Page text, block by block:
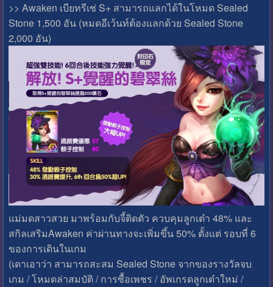
>> Awaken เบียทรีเซ่ S+ สามารถแลกได้ในโหมด Sealed
Stone 1,500 อัน (หมดอีเว้นท์ต้องแลกด้วย Sealed Stone
2,000 อัน)
แม่มดสาวสวย มาพร้อมกับจี้ติดตัว ควบคุมลูกเต๋า 48% และ
สกิลเสริมAwaken ค่าผ่านทางจะเพิ่มขึ้น 50% ตั้งแต่ รอบที่ 6
ของการเดินในเกม
(เดาเอาว่า สามารถสะสม Sealed Stone จากของรางวัลจบ
เกม / โหมดล่าสมบัติ / การซื้อเพชร / อัพเกรดลูกเต๋าใหม่ /